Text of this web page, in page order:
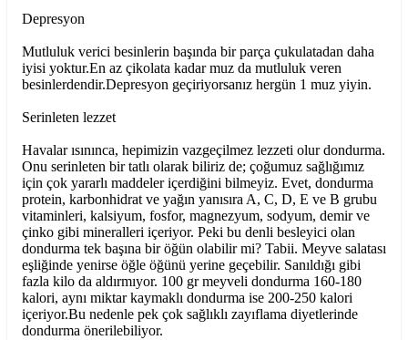
Depresyon
Mutluluk verici besinlerin başında bir parça çukulatadan daha
iyisi yoktur.En az çikolata kadar muz da mutluluk veren
besinlerdendir.Depresyon geçiriyorsanız hergün 1 muz yiyin.
Serinleten lezzet
Havalar ısınınca, hepimizin vazgeçilmez lezzeti olur dondurma.
Onu serinleten bir tatlı olarak biliriz de; çoğumuz sağlığımız
için çok yararlı maddeler içerdiğini bilmeyiz. Evet, dondurma
protein, karbonhidrat ve yağın yanısıra A, C, D, E ve B grubu
vitaminleri, kalsiyum, fosfor, magnezyum, sodyum, demir ve
çinko gibi mineralleri içeriyor. Peki bu denli besleyici olan
dondurma tek başına bir öğün olabilir mi? Tabii. Meyve salatası
eşliğinde yenirse öğle öğünü yerine geçebilir. Sanıldığı gibi
fazla kilo da aldırmıyor. 100 gr meyveli dondurma 160-180
kalori, aynı miktar kaymaklı dondurma ise 200-250 kalori
içeriyor.Bu nedenle pek çok sağlıklı zayıflama diyetlerinde
dondurma önerilebiliyor.